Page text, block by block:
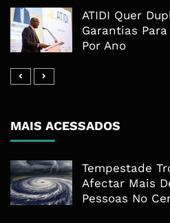
ATIDI Quer
Garantias
Por Ano
MAIS ACESSADOS
Tempestade
Afectar Mais
Pessoas No